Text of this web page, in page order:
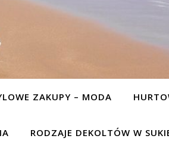
ZAKUPY – MODA
RODZAJE DEKOLTÓW W